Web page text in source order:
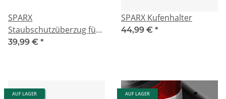
SPARX
Staubschutzüberzug für
Schleifmaschine ES200-
39,99 € *
SPARX Kufenhalter
44,99 € *
AUF LAGER AUF LAGER